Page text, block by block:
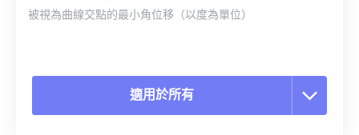
被視為曲線交點的最小角位移（以度為單位）
適用於所有